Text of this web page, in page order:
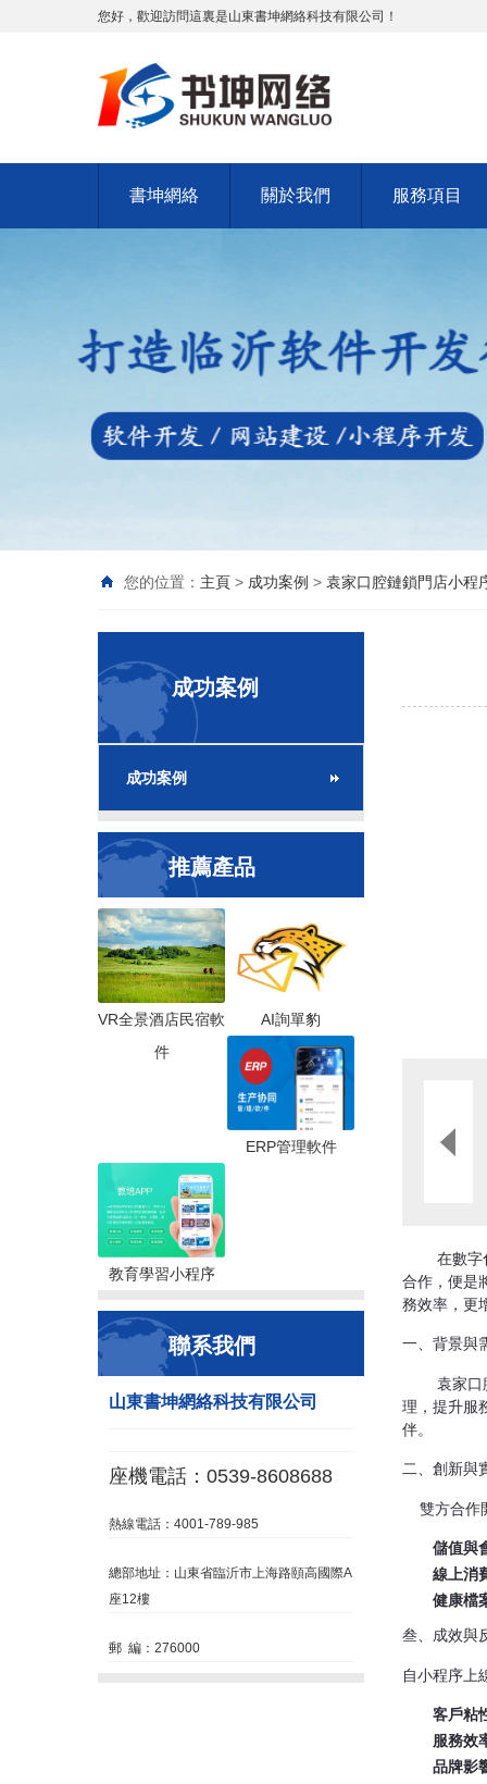
您好，歡迎訪問這裏是山東書坤網絡科技有限公司！
書坤網絡 關於我們 服務項目
您的位置： 主頁 > 成功案例 > 袁家口腔鏈鎖門店小程
成功案例
成功案例
推薦產品
VR全景酒店民宿軟
件
AI詢單豹
ERP管理軟件
教育學習小程序
聯系我們
山東書坤網絡科技有限公司
座機電話：0539-8608688
熱線電話：4001-789-985
總部地址：山東省臨沂市上海路頤高國際A
座12樓
郵 編：276000
在數字化
合作，便是
務效率，更
一、背景與
袁家口腔
理，提升服
伴。
二、創新與
雙方合作
儲值與
線上消
健康檔
叁、成效與
自小程序上
客戶粘
服務效
品牌影